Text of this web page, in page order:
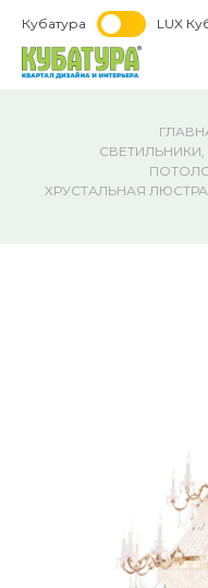
Кубатура LUX
ХРУСТАЛЬНАЯ ЛЮСТРА